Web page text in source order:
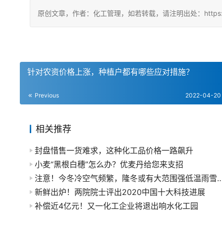
原创文章，作者：化工管理，如若转载，请注明出处：
针对农资价格上涨，种植户都有哪些应对措施？
Previous 2022-04-20
相关推荐
封盘惜售一货难求，这种化工品价格一路飙升
小麦“黑根白穗”怎么办？优麦丹给您来支招
注意！今冬冷空气频繁，隆
新鲜出炉！两院院士评出2020中国十大科技进展
补偿近4亿元！又一化工企业将退出响水化工园